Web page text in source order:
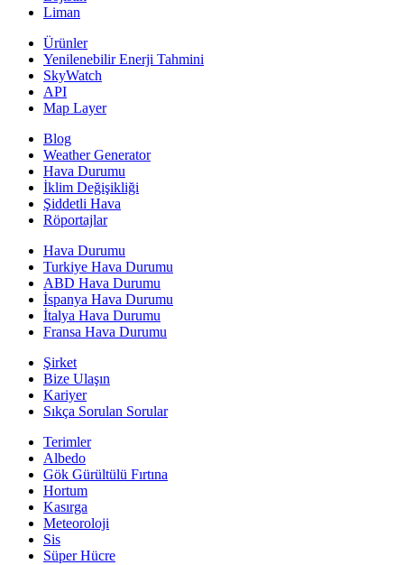
Liman
Ürünler
Yenilenebilir Enerji Tahmini
SkyWatch
API
Map Layer
Blog
Weather Generator
Hava Durumu
İklim Değişikliği
Şiddetli Hava
Röportajlar
Hava Durumu
Turkiye Hava Durumu
ABD Hava Durumu
İspanya Hava Durumu
İtalya Hava Durumu
Fransa Hava Durumu
Şirket
Bize Ulaşın
Kariyer
Sıkça Sorulan Sorular
Terimler
Albedo
Gök Gürültülü Fırtına
Hortum
Kasırga
Meteoroloji
Sis
Süper Hücre